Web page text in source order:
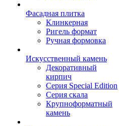
Фасадная плитка
Клинкерная
Ригель формат
Ручная формовка
Искусственный камень
Декоративный
кирпич
Серия Special Edition
Серия скала
Крупноформатный
камень